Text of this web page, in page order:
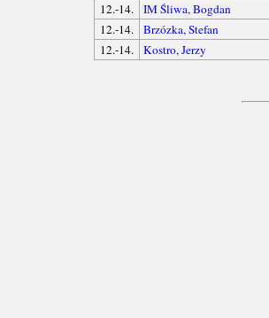
12.-14.
IM Śliwa, Bogdan
12.-14.
Brzózka, Stefan
12.-14.
Kostro, Jerzy